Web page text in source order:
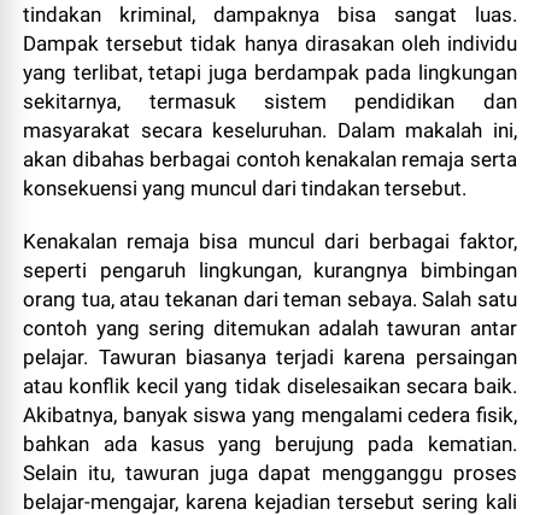
tindakan kriminal, dampaknya bisa sangat luas.
Dampak tersebut tidak hanya dirasakan oleh individu
yang terlibat, tetapi juga berdampak pada lingkungan
sekitarnya, termasuk sistem pendidikan dan
masyarakat secara keseluruhan. Dalam makalah ini,
akan dibahas berbagai contoh kenakalan remaja serta
konsekuensi yang muncul dari tindakan tersebut.
Kenakalan remaja bisa muncul dari berbagai faktor,
seperti pengaruh lingkungan, kurangnya bimbingan
orang tua, atau tekanan dari teman sebaya. Salah satu
contoh yang sering ditemukan adalah tawuran antar
pelajar. Tawuran biasanya terjadi karena persaingan
atau konflik kecil yang tidak diselesaikan secara baik.
Akibatnya, banyak siswa yang mengalami cedera fisik,
bahkan ada kasus yang berujung pada kematian.
Selain itu, tawuran juga dapat mengganggu proses
belajar-mengajar, karena kejadian tersebut sering kali